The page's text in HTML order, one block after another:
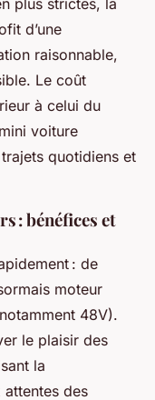
d’une
raisonnable,
Le coût
à celui du
voiture
quotidiens et
: bénéfices et
: de
moteur
48V).
le plaisir des
la
des